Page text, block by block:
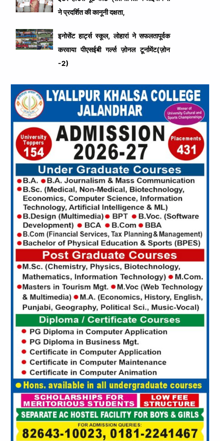
ने प्रदर्शित की कानूनी दक्षता,
इनोसेंट हार्ट्स स्कूल, लोहारां ने सफलतापूर्वक
करवाया पीएसईबी गर्ल्स ज़ोनल टूर्नामेंट(ज़ोन
-2)